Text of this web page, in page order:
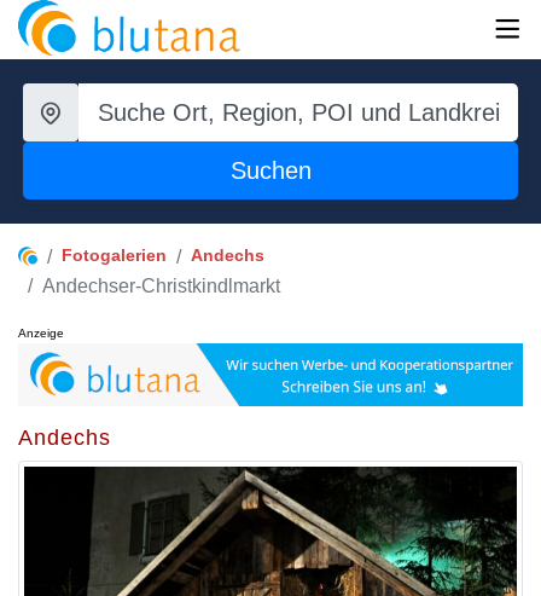
Suchen
Fotogalerien Andechs
Andechser-Christkindlmarkt
Anzeige
Andechs